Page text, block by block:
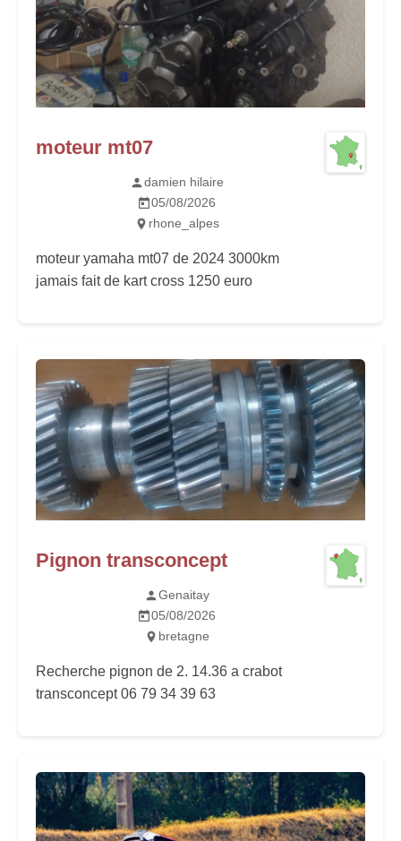
moteur mt07
damien hilaire
05/08/2026
rhone_alpes
moteur yamaha mt07 de 2024 3000km
jamais fait de kart cross 1250 euro
Pignon transconcept
Genaitay
05/08/2026
bretagne
Recherche pignon de 2. 14.36 a crabot
transconcept 06 79 34 39 63